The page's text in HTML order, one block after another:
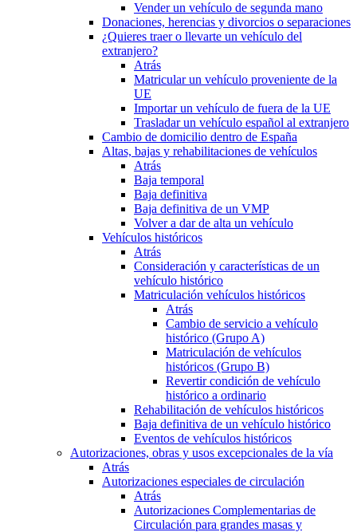
Vender un vehículo de segunda mano
Donaciones, herencias y divorcios o separaciones
¿Quieres traer o llevarte un vehículo del
extranjero?
Atrás
Matricular un vehículo proveniente de la
UE
Importar un vehículo de fuera de la UE
Trasladar un vehículo español al extranjero
Cambio de domicilio dentro de España
Altas, bajas y rehabilitaciones de vehículos
Atrás
Baja temporal
Baja definitiva
Baja definitiva de un VMP
Volver a dar de alta un vehículo
Vehículos históricos
Atrás
Consideración y características de un
vehículo histórico
Matriculación vehículos históricos
Atrás
Cambio de servicio a vehículo
histórico (Grupo A)
Matriculación de vehículos
históricos (Grupo B)
Revertir condición de vehículo
histórico a ordinario
Rehabilitación de vehículos históricos
Baja definitiva de un vehículo histórico
Eventos de vehículos históricos
Autorizaciones, obras y usos excepcionales de la vía
Atrás
Autorizaciones especiales de circulación
Atrás
Autorizaciones Complementarias de
Circulación para grandes masas y